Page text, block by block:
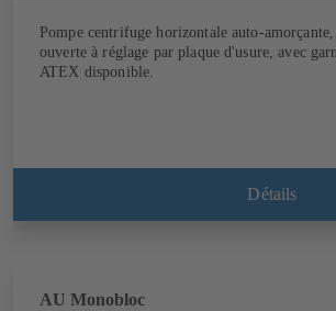
Pompe centrifuge horizontale auto-
ouverte à réglage par plaque d'usure, avec
ATEX disponible.
Détails
AU Monobloc